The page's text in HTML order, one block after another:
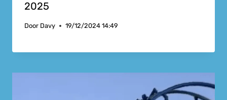
2025
Door Davy 19/12/2024 14:49